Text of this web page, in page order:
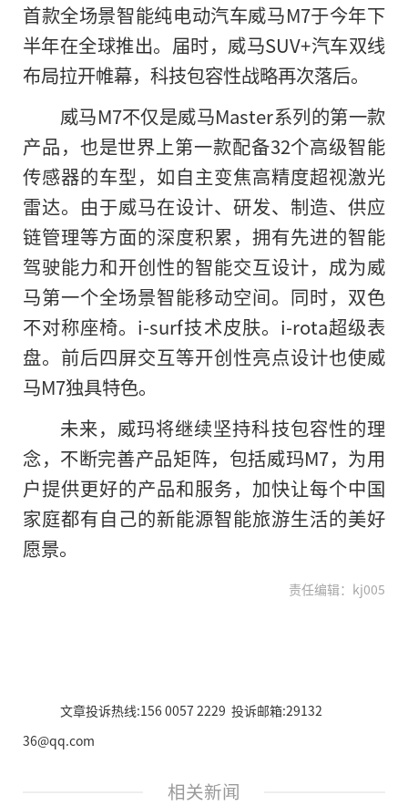
首款全场景智能纯电动汽车威马M7于今年下
半年在全球推出。届时，威马SUV+汽车双线
布局拉开帷幕，科技包容性战略再次落后。
威马M7不仅是威马Master系列的第一款
产品，也是世界上第一款配备32个高级智能
传感器的车型，如自主变焦高精度超视激光
雷达。由于威马在设计、研发、制造、供应
链管理等方面的深度积累，拥有先进的智能
驾驶能力和开创性的智能交互设计，成为威
马第一个全场景智能移动空间。同时，双色
不对称座椅。i-surf技术皮肤。i-rota超级表
盘。前后四屏交互等开创性亮点设计也使威
马M7独具特色。
未来，威玛将继续坚持科技包容性的理
念，不断完善产品矩阵，包括威玛M7，为用
户提供更好的产品和服务，加快让每个中国
家庭都有自己的新能源智能旅游生活的美好
愿景。
责任编辑：kj005
文章投诉热线:156 0057 2229 投诉邮箱:29132
36@qq.com
相关新闻